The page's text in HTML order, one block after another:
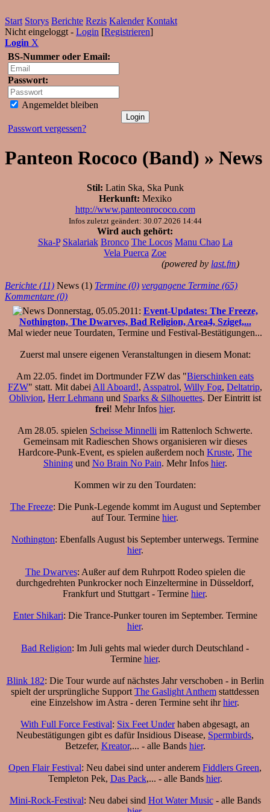
Start Storys Berichte Rezis Kalender Kontakt
Nicht eingeloggt - Login [Registrieren]
Login X
BS-Nummer oder Email:
Passwort:
Angemeldet bleiben
Passwort vergessen?
Panteon Rococo (Band) » News
Stil: Latin Ska, Ska Punk
Herkunft: Mexiko
http://www.panteonrococo.com
Infos zuletzt geändert: 30.07.2026 14:44
Wird auch gehört:
Ska-P Skalariak Bronco The Locos Manu Chao La
Vela Puerca Zoe
(powered by last.fm)
Berichte (11) News (1) Termine (0) vergangene Termine (65)
Kommentare (0)
Donnerstag, 05.05.2011: Event-Updates: The Freeze,
Nothington, The Dwarves, Bad Religion, Area4, Sziget,...
Mal wieder neue Tourdaten, Termine und Festival-Bestätigungen...
Zuerst mal unsere eigenen Veranstaltungen in diesem Monat:
Am 22.05. findet im Dortmunder FZW das "Bierschinken eats
FZW" statt. Mit dabei All Aboard!, Asspatrol, Willy Fog, Deltatrip,
Oblivion, Herr Lehmann und Sparks & Silhouettes. Der Eintritt ist
frei! Mehr Infos hier.
Am 28.05. spielen Scheisse Minnelli im Rattenloch Schwerte.
Gemeinsam mit Radieschen Shows organisieren wir dieses
Hardcore-Punk-Event, es spielen außerdem noch Kruste, The
Shiningund No Brain No Pain. Mehr Infos hier.
Kommen wir zu den Tourdaten:
The Freeze: Die Punk-Legende kommt im August und September
auf Tour. Termine hier.
Nothington: Ebenfalls August bis September unterwegs. Termine
hier.
The Dwarves: Außer auf dem Ruhrpott Rodeo spielen die
durchgedrehten Punkrocker noch Einzeltermine in Düsseldorf,
Frankfurt und Stuttgart - Termine hier.
Enter Shikari: Die Trance-Punker touren im September. Termine
hier.
Bad Religion: Im Juli gehts mal wieder durch Deutschland -
Termine hier.
Blink 182: Die Tour wurde auf nächstes Jahr verschoben - in Berlin
spielt der ursprüngliche Support The Gaslight Anthem stattdessen
eine Einzelshow im Astra - deren Termine seht ihrhier.
With Full Force Festival: Six Feet Underhaben abgesagt, an
Neubestätigungen gibt es dafür Insidious Disease, Spermbirds,
Betzefer, Kreator,... - alle Bands hier.
Open Flair Festival: Neu dabei sind unter anderem Fiddlers Green,
Templeton Pek, Das Pack,... - alle Bands hier.
Mini-Rock-Festival: Neu dabei sind Hot Water Music- alle Bands